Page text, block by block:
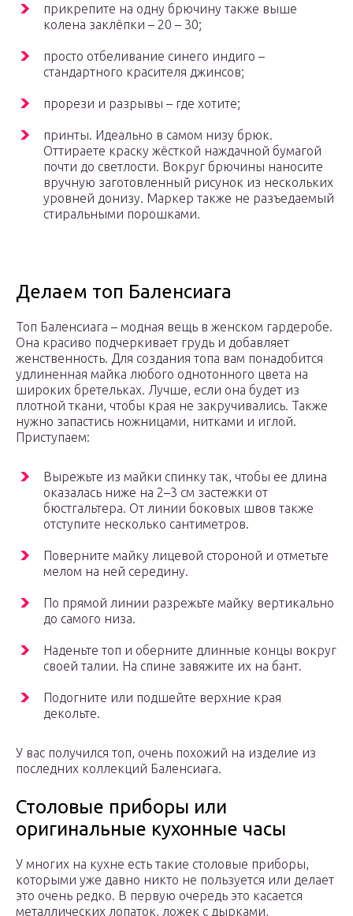
прикрепите на одну брючину также выше
колена заклёпки – 20 – 30;
просто отбеливание синего индиго –
стандартного красителя джинсов;
прорези и разрывы – где хотите;
принты. Идеально в самом низу брюк.
Оттираете краску жёсткой наждачной бумагой
почти до светлости. Вокруг брючины наносите
вручную заготовленный рисунок из нескольких
уровней донизу. Маркер также не разъедаемый
стиральными порошками.
Делаем топ Баленсиага
Топ Баленсиага – модная вещь в женском гардеробе.
Она красиво подчеркивает грудь и добавляет
женственность. Для создания топа вам понадобится
удлиненная майка любого однотонного цвета на
широких бретельках. Лучше, если она будет из
плотной ткани, чтобы края не закручивались. Также
нужно запастись ножницами, нитками и иглой.
Приступаем:
Вырежьте из майки спинку так, чтобы ее длина
оказалась ниже на 2–3 см застежки от
бюстгальтера. От линии боковых швов также
отступите несколько сантиметров.
Поверните майку лицевой стороной и отметьте
мелом на ней середину.
По прямой линии разрежьте майку вертикально
до самого низа.
Наденьте топ и оберните длинные концы вокруг
своей талии. На спине завяжите их на бант.
Подогните или подшейте верхние края
декольте.
У вас получился топ, очень похожий на изделие из
последних коллекций Баленсиага.
Столовые приборы или
оригинальные кухонные часы
У многих на кухне есть такие столовые приборы,
которыми уже давно никто не пользуется или делает
это очень редко. В первую очередь это касается
металлических лопаток, ложек с дырками,